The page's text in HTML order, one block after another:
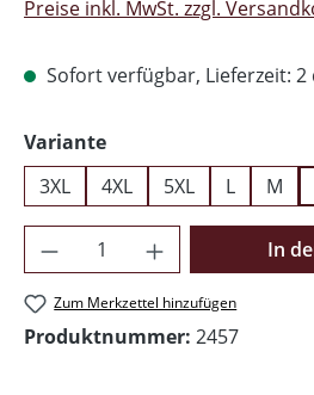
Preise inkl. MwSt. zzgl.
Sofort verfügbar, Lieferzeit: 2
Varianteauswählen
3XL
4XL 5XL L M
Produkt Anzahl: Gib
In
Zum Merkzettel hinzufügen
Produktnummer: 2457